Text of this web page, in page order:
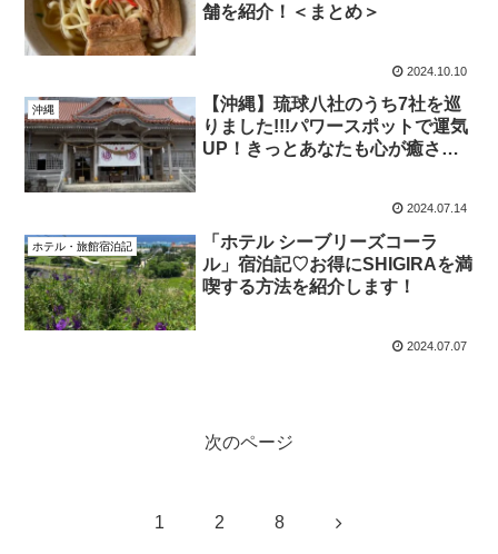
舗を紹介！＜まとめ＞
2024.10.10
沖縄
【沖縄】琉球八社のうち7社を巡
りました!!!パワースポットで運気
UP！きっとあなたも心が癒され
2024.07.14
ホテル・旅館宿泊記
「ホテル シーブリーズコーラ
ル」宿泊記♡お得にSHIGIRAを満
喫する方法を紹介します！
2024.07.07
次のページ
1 2 8 次